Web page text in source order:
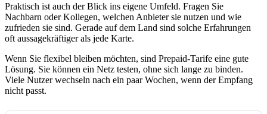
Praktisch ist auch der Blick ins eigene Umfeld. Fragen Sie
Nachbarn oder Kollegen, welchen Anbieter sie nutzen und wie
zufrieden sie sind. Gerade auf dem Land sind solche Erfahrungen
oft aussagekräftiger als jede Karte.
Wenn Sie flexibel bleiben möchten, sind Prepaid‑Tarife eine gute
Lösung. Sie können ein Netz testen, ohne sich lange zu binden.
Viele Nutzer wechseln nach ein paar Wochen, wenn der Empfang
nicht passt.